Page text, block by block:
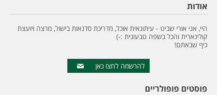
אודות
היי, אני אורי שביט - עיתונאית אוכל, מדריכת סדנאות בישול, מרצה ויועצת
קולינארית והכל בשפה טבעונית :-)
כיף שבאתם!
להרשמה לחצו כאן
פוסטים פופולריים